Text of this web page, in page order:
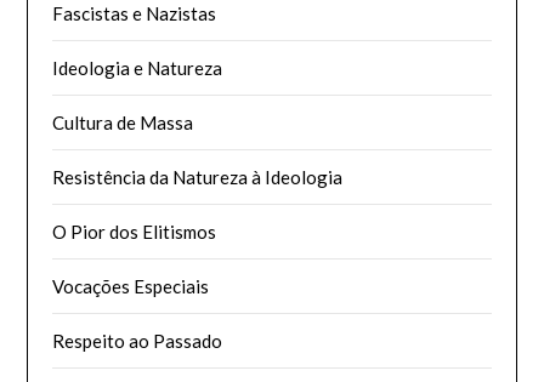
Fascistas e Nazistas
Ideologia e Natureza
Cultura de Massa
Resistência da Natureza à Ideologia
O Pior dos Elitismos
Vocações Especiais
Respeito ao Passado